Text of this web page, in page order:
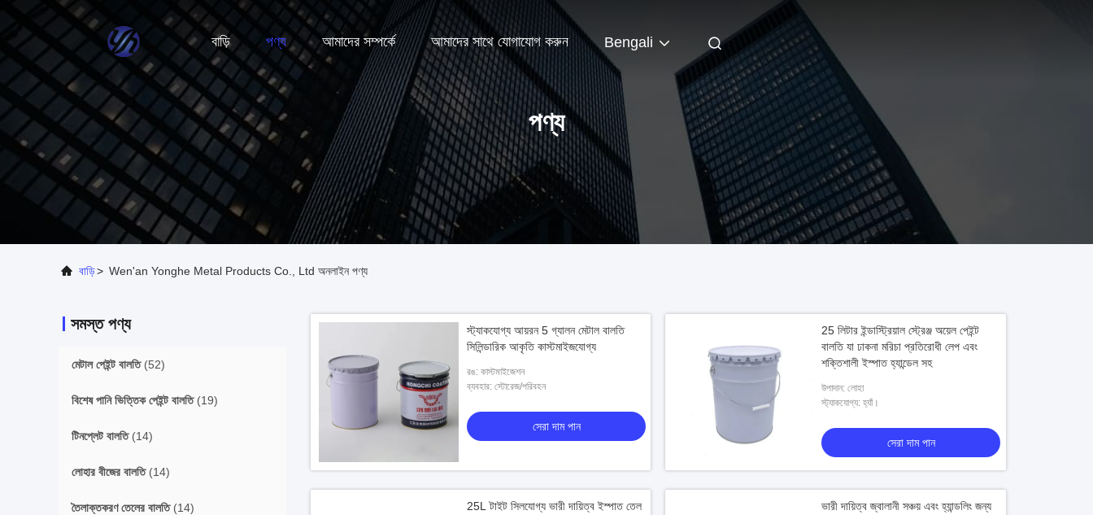
বাড়ি পণ্য আমাদের সম্পর্কে আমাদের সাথে যোগাযোগ করুন Bengali
পণ্য
বাড়ি> Wen'an Yonghe Metal Products Co., Ltd অনলাইন পণ্য
সমস্ত পণ্য
মেটাল পেইন্ট বালতি(52)
বিশেষ পানি ভিত্তিক পেইন্ট বালতি(19)
টিনপ্লেট বালতি(14)
লোহার বীজের বালতি(14)
তৈলাক্তকরণ তেলের বালতি(14)
স্ট্যাকযোগ্য আয়রন 5 গ্যালন মেটাল বালতি
সিলিন্ডারিক আকৃতি কাস্টমাইজযোগ্য
রঙ: কাস্টমাইজেশন
ব্যবহার: স্টোরেজ/পরিবহন
সেরা দাম পান
25 লিটার ইন্ডাস্ট্রিয়াল স্ট্রেঞ্জ অয়েল পেইন্ট
বালতি যা ঢাকনা মরিচা প্রতিরোধী লেপ এবং
শক্তিশালী ইস্পাত হ্যান্ডেল সহ
উপাদান: লোহা
স্ট্যাকযোগ্য: হ্যাঁ।
সেরা দাম পান
25L টাইট সিলযোগ্য ভারী দায়িত্ব ইস্পাত তেল
ভারী দায়িত্ব জ্বালানী সঞ্চয় এবং হ্যান্ডলিং জন্য